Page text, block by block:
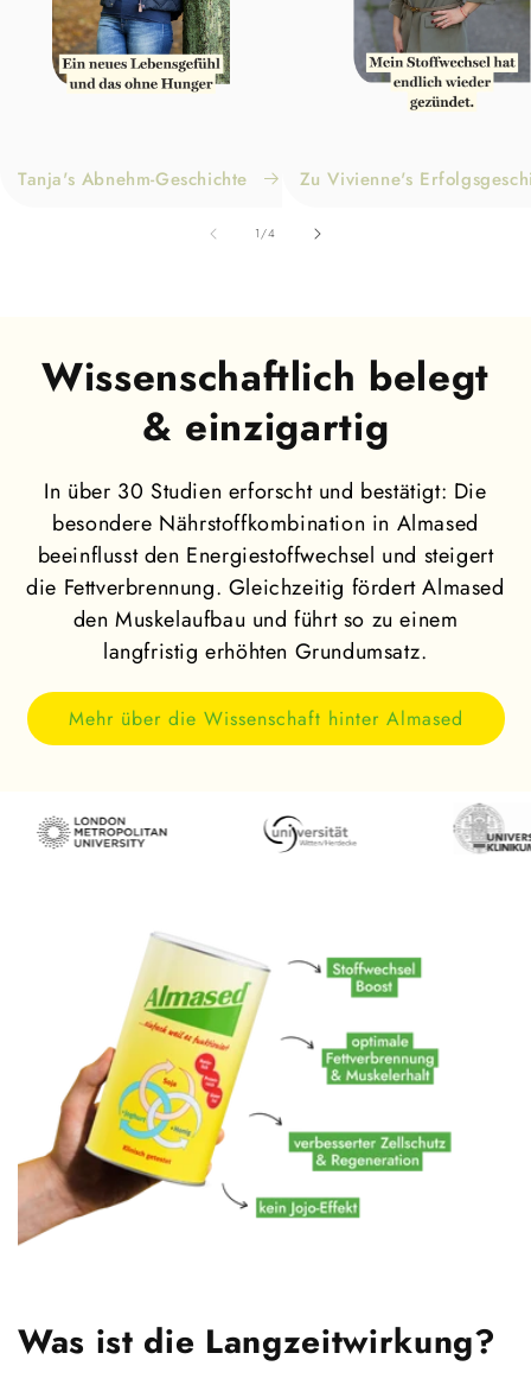
Tanja's Abnehm-Geschichte Zu Vivienne's
1/von
4
Wissenschaftlich belegt
& einzigartig
In über 30 Studien erforscht und bestätigt: Die
besondere Nährstoffkombination in Almased
beeinflusst den Energiestoffwechsel und steigert
die Fettverbrennung. Gleichzeitig fördert Almased
den Muskelaufbau und führt so zu einem
langfristig erhöhten Grundumsatz.
Mehr über die Wissenschaft hinter Almased
Was ist die Langzeitwirkung?